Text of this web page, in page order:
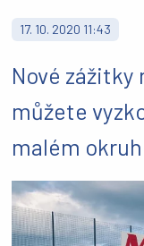
17. 10. 2020 11:43
Nové zážitky
můžete
malém